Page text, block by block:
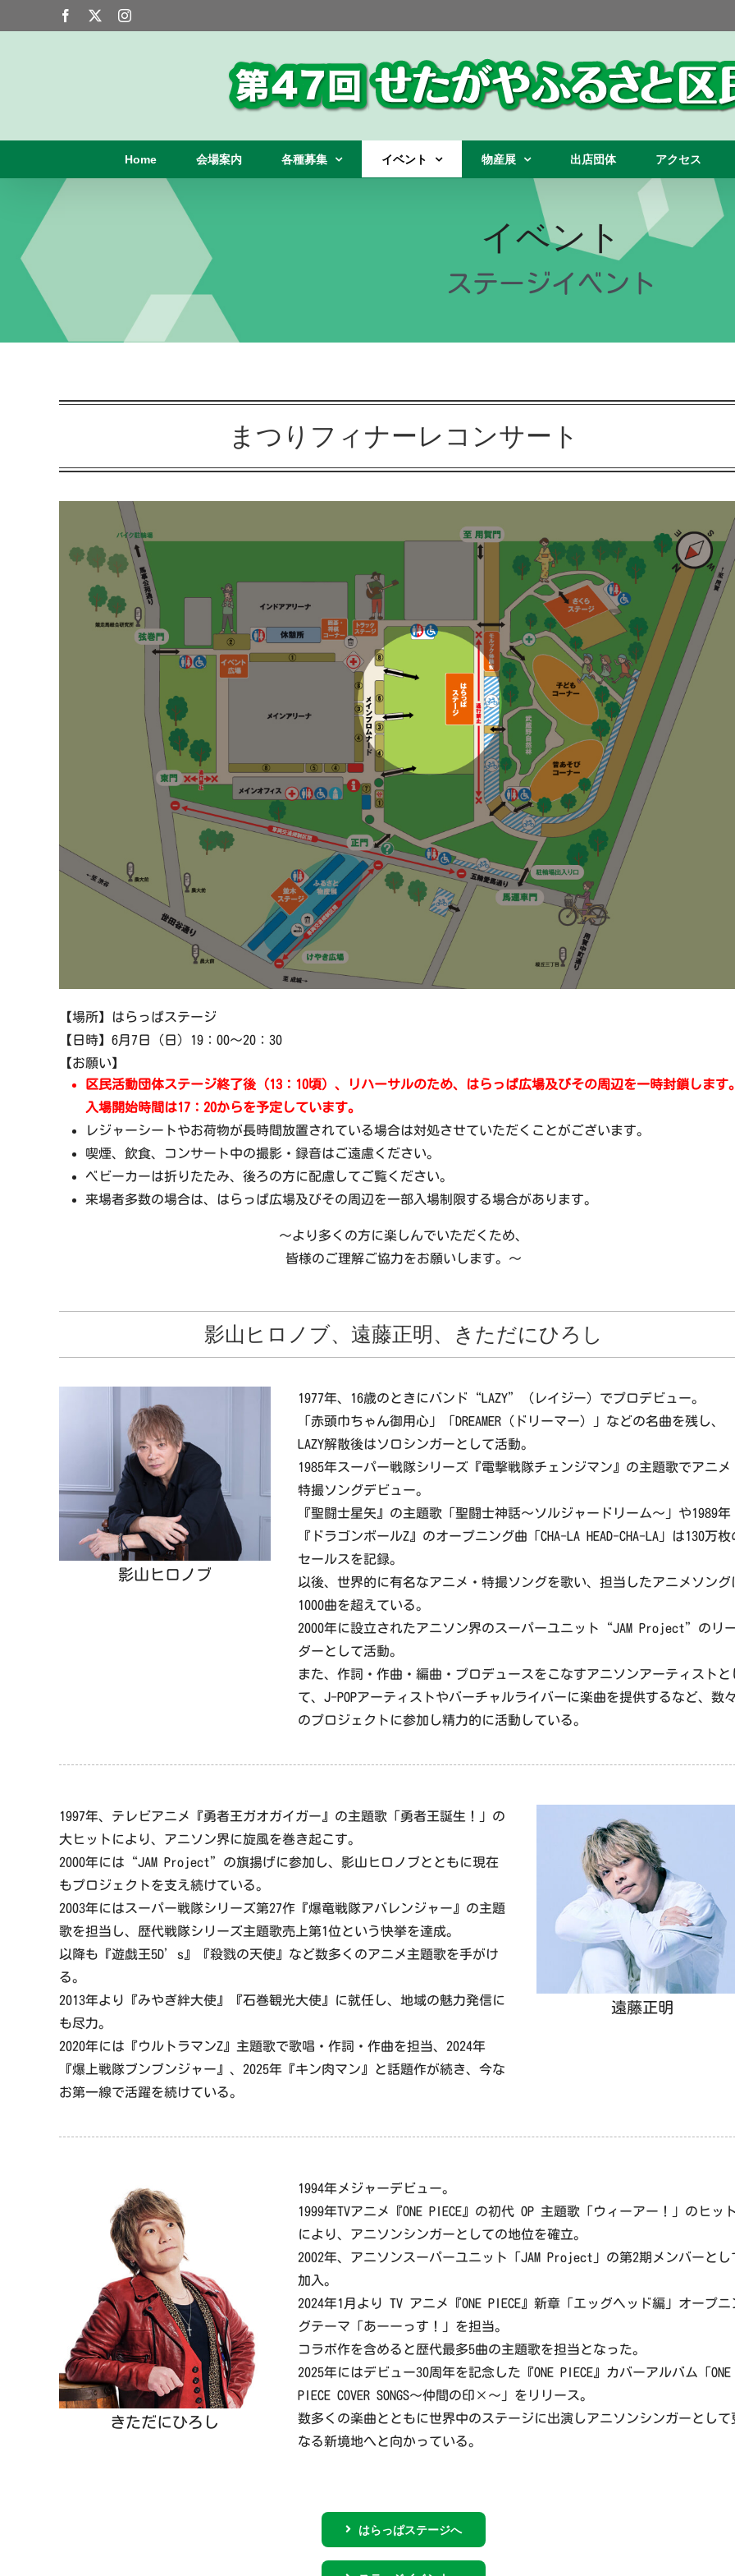
to
Facebook Instagram
Home 会場案内 各種募集 イベント 物産展 出店団体 アクセス
イベント
ステージイベント
まつりフィナーレコンサート
【場所】はらっぱステージ
【日時】6月7日（日）19：00～20：30
【お願い】
区民活動団体ステージ終了後（13：10頃）、リハーサルのため、はらっぱ広場及びその周辺を一時封鎖します。
入場開始時間は17：20からを予定しています。
レジャーシートやお荷物が長時間放置されている場合は対処させていただくことがございます。
喫煙、飲食、コンサート中の撮影・録音はご遠慮ください。
ベビーカーは折りたたみ、後ろの方に配慮してご覧ください。
来場者多数の場合は、はらっぱ広場及びその周辺を一部入場制限する場合があります。
～より多くの方に楽しんでいただくため、
皆様のご理解ご協力をお願いします。～
影山ヒロノブ、遠藤正明、きただにひろし
影山ヒロノブ
1977年、16歳のときにバンド“LAZY”（レイジー）でプロデビュー。
「赤頭巾ちゃん御用心」「DREAMER（ドリーマー）」などの名曲を残し、
LAZY解散後はソロシンガーとして活動。
1985年スーパー戦隊シリーズ『電撃戦隊チェンジマン』の主題歌でアニメ
特撮ソングデビュー。
『聖闘士星矢』の主題歌「聖闘士神話～ソルジャードリーム～」や1989年
『ドラゴンボールZ』のオープニング曲「CHA-LA HEAD-CHA-LA」は130万枚
セールスを記録。
以後、世界的に有名なアニメ・特撮ソングを歌い、担当したアニメソング
1000曲を超えている。
2000年に設立されたアニソン界のスーパーユニット“JAM Project”のリ
ダーとして活動。
また、作詞・作曲・編曲・プロデュースをこなすアニソンアーティストと
て、J-POPアーティストやバーチャルライバーに楽曲を提供するなど、数々
のプロジェクトに参加し精力的に活動している。
1997年、テレビアニメ『勇者王ガオガイガー』の主題歌「勇者王誕生！」の
大ヒットにより、アニソン界に旋風を巻き起こす。
2000年には“JAM Project”の旗揚げに参加し、影山ヒロノブとともに現在
もプロジェクトを支え続けている。
2003年にはスーパー戦隊シリーズ第27作『爆竜戦隊アバレンジャー』の主題
歌を担当し、歴代戦隊シリーズ主題歌売上第1位という快挙を達成。
以降も『遊戯王5D’s』『殺戮の天使』など数多くのアニメ主題歌を手がけ
る。
2013年より『みやぎ絆大使』『石巻観光大使』に就任し、地域の魅力発信に
も尽力。
2020年には『ウルトラマンZ』主題歌で歌唱・作詞・作曲を担当、2024年
『爆上戦隊ブンブンジャー』、2025年『キン肉マン』と話題作が続き、今な
お第一線で活躍を続けている。
遠藤正明
きただにひろし
1994年メジャーデビュー。
1999年TVアニメ『ONE PIECE』の初代 OP 主題歌「ウィーアー！」のヒット
により、アニソンシンガーとしての地位を確立。
2002年、アニソンスーパーユニット「JAM Project」の第2期メンバーとし
加入。
2024年1月より TV アニメ『ONE PIECE』新章「エッグヘッド編」オープニ
グテーマ「あーーっす！」を担当。
コラボ作を含めると歴代最多5曲の主題歌を担当となった。
2025年にはデビュー30周年を記念した『ONE PIECE』カバーアルバム「ONE
PIECE COVER SONGS～仲間の印×～」をリリース。
数多くの楽曲とともに世界中のステージに出演しアニソンシンガーとして
なる新境地へと向かっている。
はらっぱステージへ